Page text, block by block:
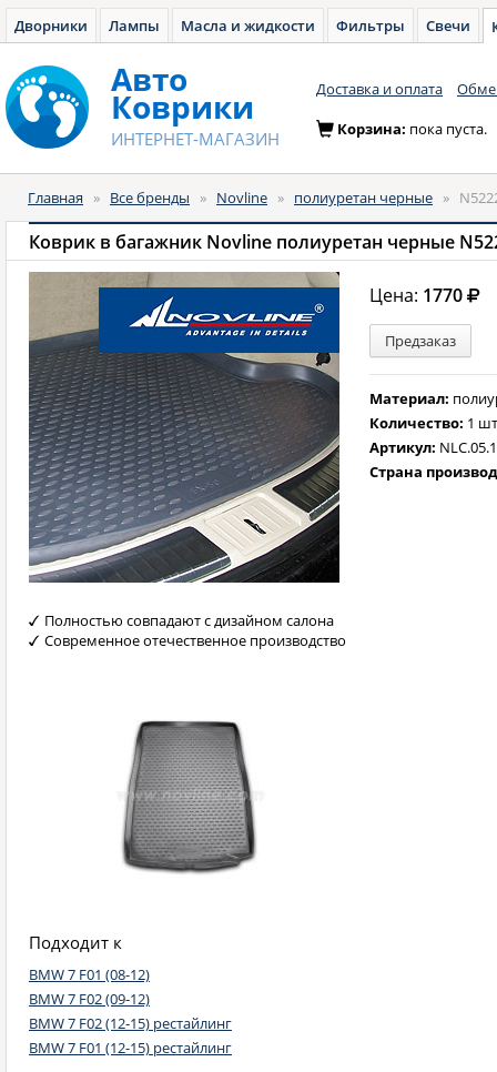
Дворники Лампы Масла и жидкости Фильтры Свечи
Авто
Коврики
ИНТЕРНЕТ-МАГАЗИН
Доставка и оплата
Корзина: пока пуста.
Главная » Все бренды » Novline » полиуретан черные »
Коврик в багажник Novline полиуретан черные
Цена: 1770
Предзаказ
Материал:
Количество: 1
Артикул:
Страна
Полностью совпадают с дизайном салона
Современное отечественное производство
Подходит к
BMW 7 F01 (08-12)
BMW 7 F02 (09-12)
BMW 7 F02 (12-15) рестайлинг
BMW 7 F01 (12-15) рестайлинг